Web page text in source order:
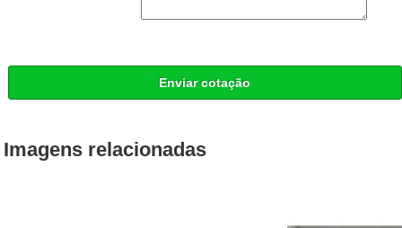
Enviar cotação
Imagens relacionadas